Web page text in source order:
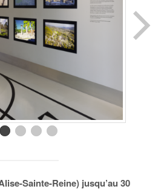
Sainte-Reine) jusqu’au 30